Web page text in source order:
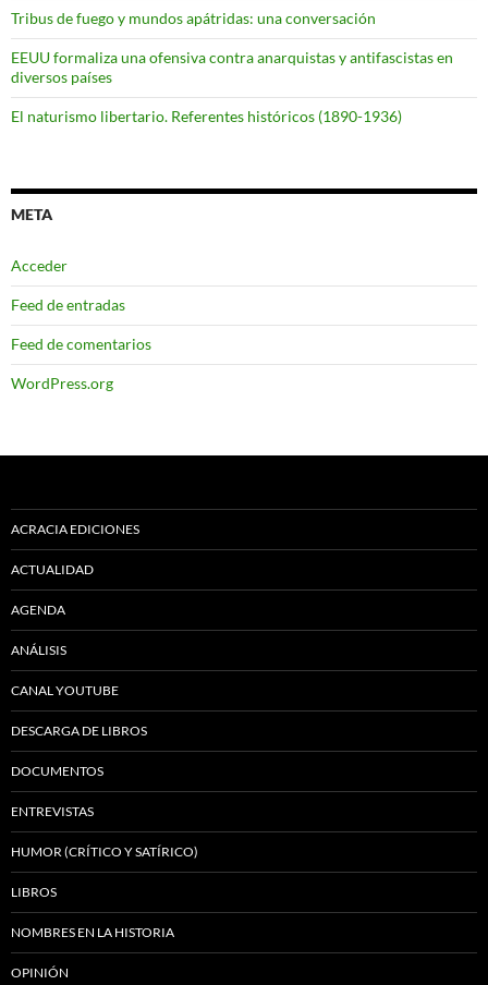
Tribus de fuego y mundos apátridas: una conversación
EEUU formaliza una ofensiva contra anarquistas y antifascistas en
diversos países
El naturismo libertario. Referentes históricos (1890-1936)
META
Acceder
Feed de entradas
Feed de comentarios
WordPress.org
ACRACIA EDICIONES
ACTUALIDAD
AGENDA
ANÁLISIS
CANAL YOUTUBE
DESCARGA DE LIBROS
DOCUMENTOS
ENTREVISTAS
HUMOR (CRÍTICO Y SATÍRICO)
LIBROS
NOMBRES EN LA HISTORIA
OPINIÓN